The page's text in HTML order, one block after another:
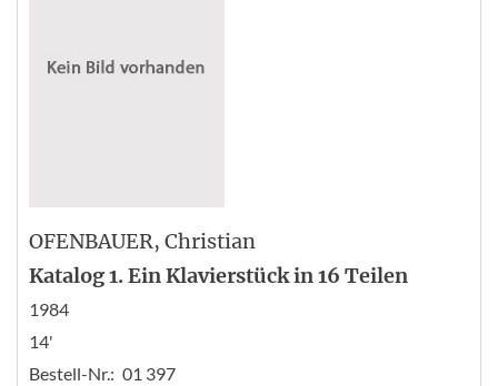
OFENBAUER, Christian
Katalog 1. Ein Klavierstück in 16 Teilen
1984
14'
Bestell-Nr.: 01 397